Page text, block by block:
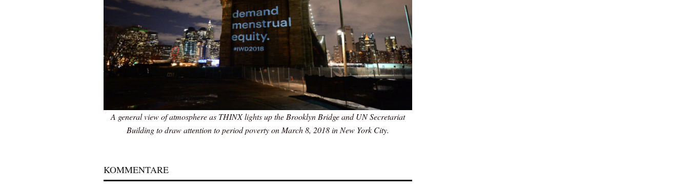
A general view of atmosphere as THINX lights up the Brooklyn Bridge and UN Secretariat
Building to draw attention to period poverty on March 8, 2018 in New York City.
KOMMENTARE